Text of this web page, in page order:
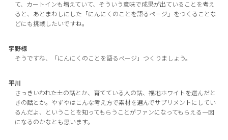
て、カートインも増えていて、そういう意味で成果が出ていることを考え
ると、あとまわしにした「にんにくのことを語るページ」をつくることな
どにも挑戦したいですね。
宇野様
そうですね、「にんにくのことを語るページ」つくりましょう。
平川
さっきいわれた土の話とか、育てている人の話、福地ホワイトを選んだと
きの話とか。やずやはこんな考え方で素材を選んでサプリメントにしてい
るんだよ、ということを知ってもらうことがファンになってもらえる一因
になるのかなとも思います。